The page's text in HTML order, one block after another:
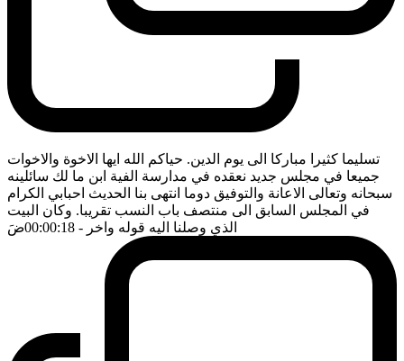
تسليما كثيرا مباركا الى يوم الدين. حياكم الله ايها الاخوة والاخوات
جميعا في مجلس جديد نعقده في مدارسة الفية ابن ما لك سائلينه
سبحانه وتعالى الاعانة والتوفيق دوما انتهى بنا الحديث احبابي الكرام
في المجلس السابق الى منتصف باب النسب تقريبا. وكان البيت
الذي وصلنا اليه قوله واخر - 00:00:18 ضَ